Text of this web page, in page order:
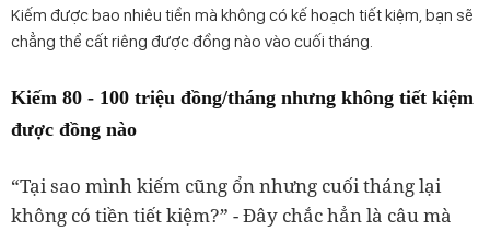
Kiếm được bao nhiêu tiền mà không có kế hoạch tiết kiệm, bạn sẽ
chẳng thể cất riêng được đồng nào vào cuối tháng.
Kiếm 80 - 100 triệu đồng/tháng nhưng không tiết kiệm
được đồng nào
“Tại sao mình kiếm cũng ổn nhưng cuối tháng lại
không có tiền tiết kiệm?” - Đây chắc hẳn là câu mà